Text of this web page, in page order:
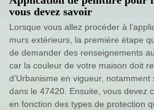
vous devez savoir
Lorsque vous allez procéder à
murs extérieurs, la première étape
de demander des renseignements
car la couleur de votre maison doit
d’Urbanisme en vigueur,
dans le 47420. Ensuite, vous devez
en fonction des types de protection